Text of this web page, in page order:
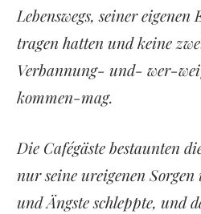
Lebenswegs, seiner
tragen hatten und keine
Verbannung- und- wer-
kommen-mag.
Die Cafégäste bestaunten
nur seine ureigenen
und Ängste schleppte, und